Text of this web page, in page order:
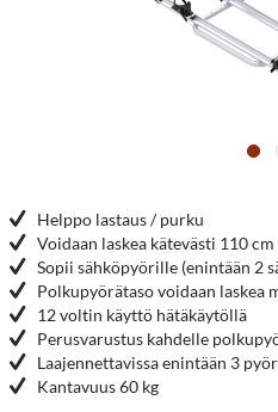
Helppo lastaus / purku
Voidaan laskea kätevästi 110 cm
Sopii sähköpyörille (enintään 2
Polkupyörätaso voidaan laskea
12 voltin käyttö hätäkäytöllä
Perusvarustus kahdelle
Laajennettavissa enintään 3
Kantavuus 60 kg